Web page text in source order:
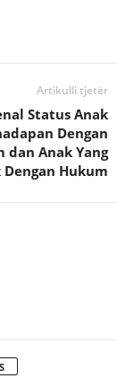
Artikulli tjetër
Status Anak
Dengan
dan Anak Yang
Hukum